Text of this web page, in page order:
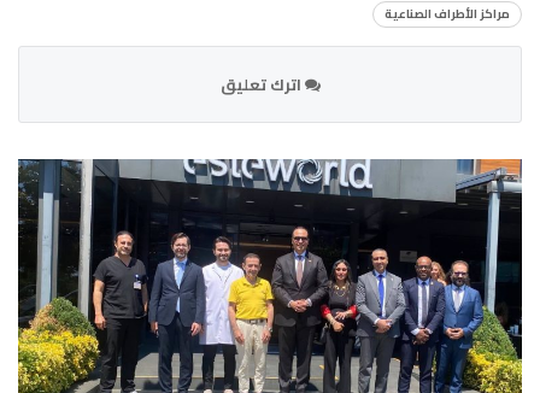
مراكز الأطراف الصناعية
اترك تعليق